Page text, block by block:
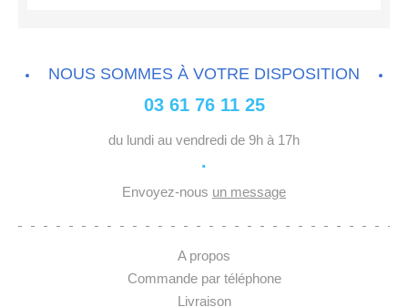
NOUS SOMMES À VOTRE DISPOSITION
03 61 76 11 25
du lundi au vendredi de 9h à 17h
·
Envoyez-nous un message
A propos
Commande par téléphone
Livraison